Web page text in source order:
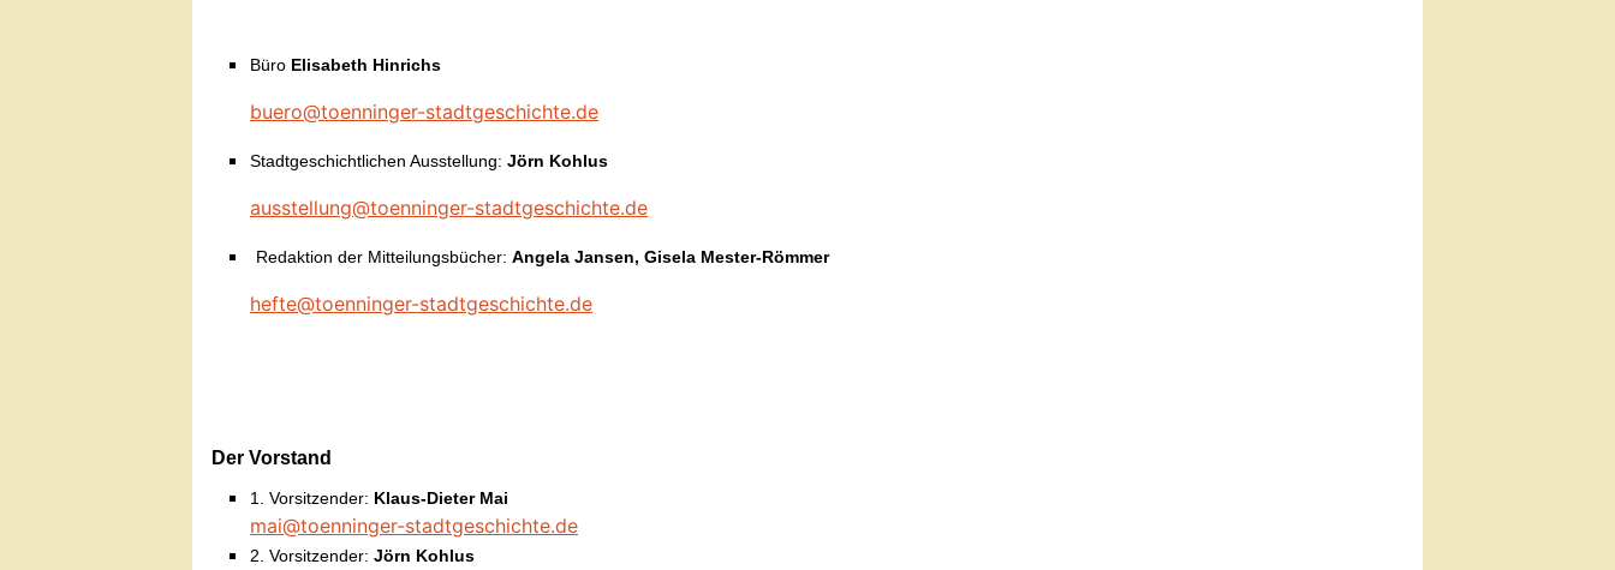
Büro Elisabeth Hinrichs
buero@toenninger-stadtgeschichte.de
Stadtgeschichtlichen Ausstellung: Jörn Kohlus
ausstellung@toenninger-stadtgeschichte.de
Redaktion der Mitteilungsbücher: Angela Jansen, Gisela Mester-Römmer
hefte@toenninger-stadtgeschichte.de
Der Vorstand
1. Vorsitzender: Klaus-Dieter Mai
mai@toenninger-stadtgeschichte.de
2. Vorsitzender: Jörn Kohlus